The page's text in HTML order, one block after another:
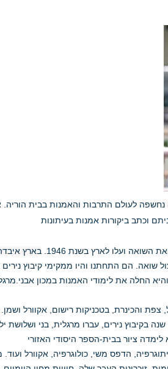
למשפחת נוימן. כבר מילדותה נחשפה לעולם התרבות
וכתב ביקורות אמנות בעיתונות
ועלו לארץ בשנת 1946.
בארץ
שואה. הם התחתנו והיו ממקימי קיבוץ
החלה את לימודי האמנות במכון
צפת והכינרת, בטכניקות רישום, אקוורל
בקיבוץ נירים, עברו מרגלית, בני
לימדה ציור בבית-הספר היסודי האזורי
הדפס משי, כולוגרפיה, אקוורל